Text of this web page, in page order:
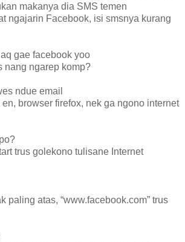
makanya dia SMS temen
ngajarin Facebook, isi smsnya kurang
gae facebook yoo
nang ngarep komp?
ndue email
browser firefox, nek ga ngono internet
trus golekono tulisane Internet
paling atas, “www.facebook.com” trus